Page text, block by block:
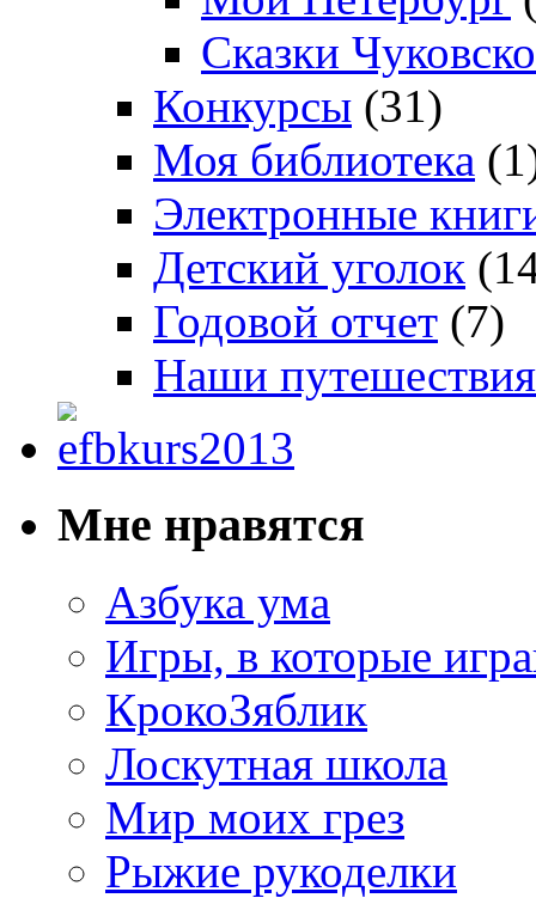
Сказки
Конкурсы (31)
Моя библиотека
Электронные
Детский уголок
Годовой отчет (7)
Наши путешествия
Мне нравятся
Азбука ума
Игры, в которые
КрокоЗяблик
Лоскутная школа
Мир моих грез
Рыжие рукоделки